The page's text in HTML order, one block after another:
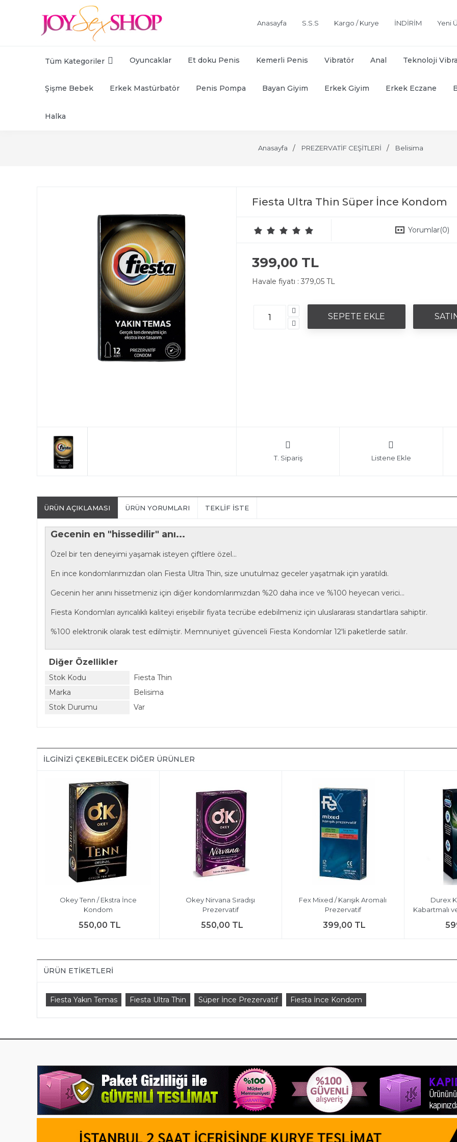
Anasayfa S.S.S Kargo / Kurye İNDİRİM Yeni
Tüm Kategoriler Oyuncaklar Et doku Penis Kemerli Penis Vibratör Anal Teknoloji
Şişme Bebek Erkek Mastürbatör Penis Pompa Bayan Giyim Erkek Giyim Erkek Eczane
Halka
Anasayfa PREZERVATİF CEŞİTLERİ Belisima
Fiesta Ultra Thin Süper İnce Kondom
Yorumlar(0)
399,00 TL
Havale fiyatı : 379,05 TL
T. Sipariş Listene Ekle
ÜRÜN AÇIKLAMASI ÜRÜN YORUMLARI TEKLIF İSTE
Gecenin en "hissedilir" anı...
Özel bir ten deneyimi yaşamak isteyen çiftlere özel...
En ince kondomlarımızdan olan Fiesta Ultra Thin, size unutulmaz geceler yaşatmak için yaratıldı.
Gecenin her anını hissetmeniz için diğer kondomlarımızdan %20 daha ince ve %100 heyecan verici...
Fiesta Kondomları ayrıcalıklı kaliteyi erişebilir fiyata tecrübe edebilmeniz için uluslararası standartlara sahiptir.
%100 elektronik olarak test edilmiştir. Memnuniyet güvenceli Fiesta Kondomlar 12'li paketlerde satılır.
Diğer Özellikler
Stok Kodu
Fiesta Thin
Marka
Belisima
Stok Durumu
Var
İLGINIZI ÇEKEBILECEK DIĞER ÜRÜNLER
Okey Tenn / Ekstra İnce
Kondom
550,00 TL
Okey Nirvana Sıradışı
Prezervatif
550,00 TL
Fex Mixed / Karışık Aromalı
Prezervatif
399,00 TL
Durex
Kabartmalı
ÜRÜN ETIKETLERI
Fiesta Yakın Temas Fiesta Ultra Thin Süper İnce Prezervatif Fiesta İnce Kondom